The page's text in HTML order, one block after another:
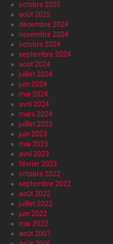
octobre 2025
août 2025
décembre 2024
novembre 2024
octobre 2024
septembre 2024
août 2024
juillet 2024
juin 2024
mai 2024
avril 2024
mars 2024
juillet 2023
juin 2023
mai 2023
avril 2023
février 2023
octobre 2022
septembre 2022
août 2022
juillet 2022
juin 2022
mai 2022
août 2007